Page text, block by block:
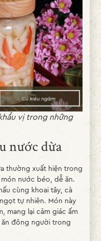
vị trong những
nước dừa
thường xuất hiện trong
nước béo, dễ ăn.
cùng khoai tây, cà
tự nhiên. Món này
mang lại cảm giác ấm
đông người trong